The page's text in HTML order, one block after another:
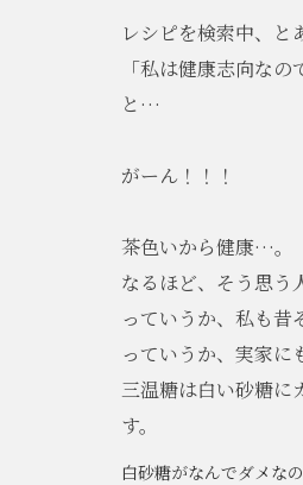
レシピを検索中、と
「私は健康志向な
と…
がーん！！！
茶色いから健康…。
なるほど、そう思う
っていうか、私も昔
っていうか、実家に
三温糖は白い砂糖に
す。
白砂糖がなんでダメなの